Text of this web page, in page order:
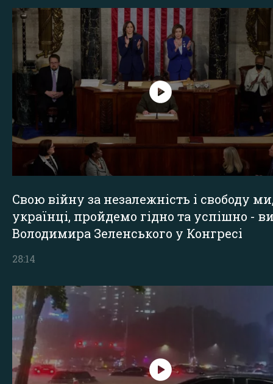
Свою війну за незалежність і свободу
українці, пройдемо гідно та успішно -
Володимира Зеленського у Конгресі
28:14